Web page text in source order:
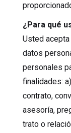
¿Para qué
Usted
datos
personales
finalidades:
contrato,
asesoría,
trato o